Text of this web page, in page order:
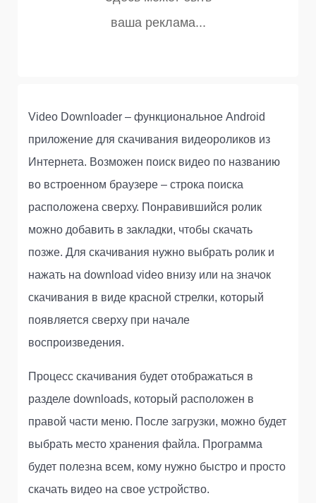
Video Downloader – функциональное Android
приложение для скачивания видеороликов из
Интернета. Возможен поиск видео по названию
во встроенном браузере – строка поиска
расположена сверху. Понравившийся ролик
можно добавить в закладки, чтобы скачать
позже. Для скачивания нужно выбрать ролик и
нажать на download video внизу или на значок
скачивания в виде красной стрелки, который
появляется сверху при начале
воспроизведения.
Процесс скачивания будет отображаться в
разделе downloads, который расположен в
правой части меню. После загрузки, можно будет
выбрать место хранения файла. Программа
будет полезна всем, кому нужно быстро и просто
скачать видео на свое устройство.